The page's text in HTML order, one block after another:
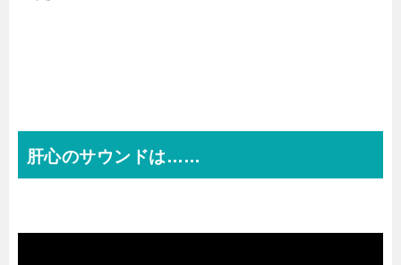
肝心のサウンドは……